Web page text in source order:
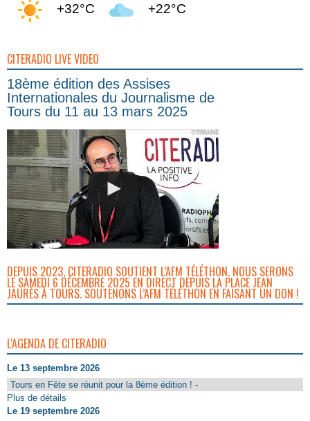
+32°C +22°C
CITERADIO LIVE VIDEO
18ème édition des Assises
Internationales du Journalisme de
Tours du 11 au 13 mars 2025
DEPUIS 2023, CITERADIO SOUTIENT L’AFM TÉLÉTHON. NOUS SERONS
LE SAMEDI 6 DÉCEMBRE 2025 EN DIRECT DEPUIS LA PLACE JEAN
JAURÈS À TOURS. SOUTENONS L’AFM TÉLÉTHON EN FAISANT UN DON !
L'AGENDA DE CITERADIO
Le 13 septembre 2026
Tours en Fête se réunit pour la 8ème édition ! -
Plus de détails
Le 19 septembre 2026